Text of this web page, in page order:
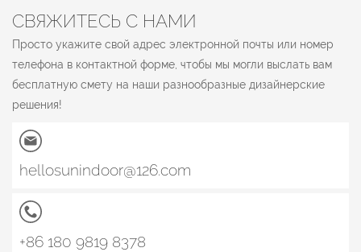
СВЯЖИТЕСЬ С НАМИ
Просто укажите свой адрес электронной почты или номер
телефона в контактной форме, чтобы мы могли выслать вам
бесплатную смету на наши разнообразные дизайнерские
решения!
hellosunindoor@126.com
+86 180 9819 8378